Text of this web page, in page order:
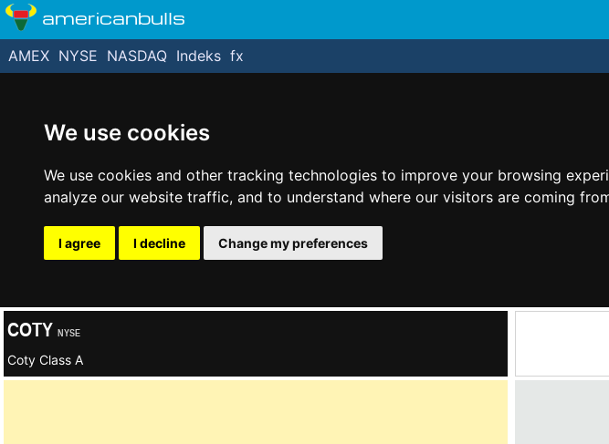
We use cookies
We use cookies and other tracking technologies to improve your browsing
analyze our website traffic, and to understand where our visitors are coming
I agree I decline Change my preferences
americanbulls
AMEX NYSE NASDAQ Indeks fx
COTY NYSE
Coty Class A